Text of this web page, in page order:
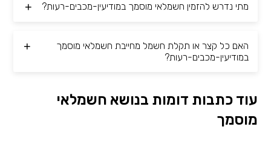
מתי נדרש להזמין חשמלאי מוסמך במודיעין-מכבים-רעות?
האם כל קצר או תקלת חשמל מחייבת חשמלאי מוסמך
במודיעין-מכבים-רעות?
עוד כתבות דומות בנושא חשמלאי
מוסמך